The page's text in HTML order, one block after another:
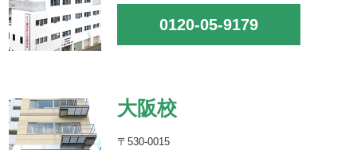
0120-05-9179
大阪校
〒530-0015